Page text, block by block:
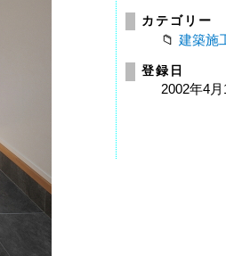
カテゴリー
建築施
登録日
2002年4